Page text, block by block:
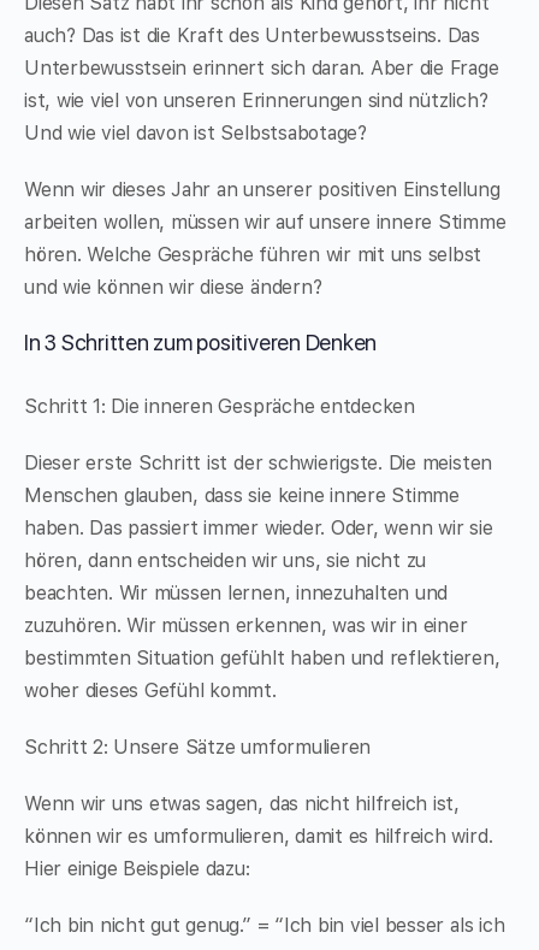
auch? Das ist die Kraft des Unterbewusstseins. Das
Unterbewusstsein erinnert sich daran. Aber die Frage
ist, wie viel von unseren Erinnerungen sind nützlich?
Und wie viel davon ist Selbstsabotage?
Wenn wir dieses Jahr an unserer positiven Einstellung
arbeiten wollen, müssen wir auf unsere innere Stimme
hören. Welche Gespräche führen wir mit uns selbst
und wie können wir diese ändern?
In 3 Schritten zum positiveren Denken
Schritt 1: Die inneren Gespräche entdecken
Dieser erste Schritt ist der schwierigste. Die meisten
Menschen glauben, dass sie keine innere Stimme
haben. Das passiert immer wieder. Oder, wenn wir sie
hören, dann entscheiden wir uns, sie nicht zu
beachten. Wir müssen lernen, innezuhalten und
zuzuhören. Wir müssen erkennen, was wir in einer
bestimmten Situation gefühlt haben und reflektieren,
woher dieses Gefühl kommt.
Schritt 2: Unsere Sätze umformulieren
Wenn wir uns etwas sagen, das nicht hilfreich ist,
können wir es umformulieren, damit es hilfreich wird.
Hier einige Beispiele dazu:
“Ich bin nicht gut genug.” = “Ich bin viel besser als ich